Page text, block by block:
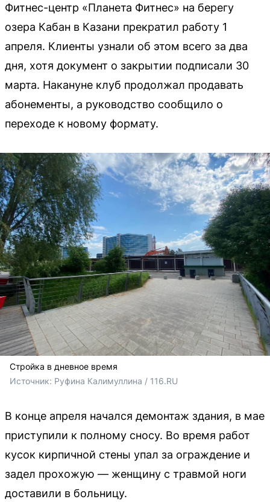
Фитнес-центр «Планета Фитнес» на берегу
озера Кабан в Казани прекратил работу 1
апреля. Клиенты узнали об этом всего за два
дня, хотя документ о закрытии подписали 30
марта. Накануне клуб продолжал продавать
абонементы, а руководство сообщило о
переходе к новому формату.
Стройка в дневное время
Источник: Руфина Калимуллина / 116.RU
В конце апреля начался демонтаж здания, в мае
приступили к полному сносу. Во время работ
кусок кирпичной стены упал за ограждение и
задел прохожую — женщину с травмой ноги
доставили в больницу.